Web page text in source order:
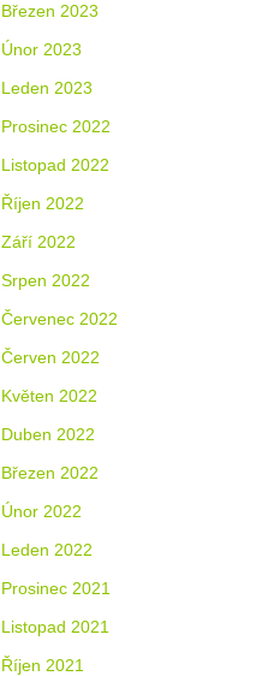
Březen 2023
Únor 2023
Leden 2023
Prosinec 2022
Listopad 2022
Říjen 2022
Září 2022
Srpen 2022
Červenec 2022
Červen 2022
Květen 2022
Duben 2022
Březen 2022
Únor 2022
Leden 2022
Prosinec 2021
Listopad 2021
Říjen 2021